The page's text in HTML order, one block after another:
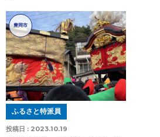
豊岡市
投稿日 : 2023.10.19
ふるさと特派員